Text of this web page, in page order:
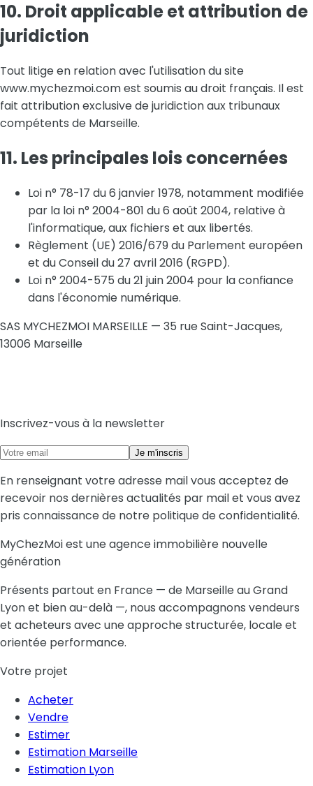
10. Droit applicable et attribution de
juridiction
Tout litige en relation avec l'utilisation du site
www.mychezmoi.com est soumis au droit français. Il est
fait attribution exclusive de juridiction aux tribunaux
compétents de Marseille.
11. Les principales lois concernées
Loi n° 78-17 du 6 janvier 1978, notamment modifiée
par la loi n° 2004-801 du 6 août 2004, relative à
l'informatique, aux fichiers et aux libertés.
Règlement (UE) 2016/679 du Parlement européen
et du Conseil du 27 avril 2016 (RGPD).
Loi n° 2004-575 du 21 juin 2004 pour la confiance
dans l'économie numérique.
SAS MYCHEZMOI MARSEILLE — 35 rue Saint-Jacques,
13006 Marseille
Inscrivez-vous à la newsletter
Je m'inscris
En renseignant votre adresse mail vous acceptez de
recevoir nos dernières actualités par mail et vous avez
pris connaissance de notre politique de confidentialité.
MyChezMoi est une agence immobilière nouvelle
génération
Présents partout en France — de Marseille au Grand
Lyon et bien au-delà —, nous accompagnons vendeurs
et acheteurs avec une approche structurée, locale et
orientée performance.
Votre projet
Acheter
Vendre
Estimer
Estimation Marseille
Estimation Lyon